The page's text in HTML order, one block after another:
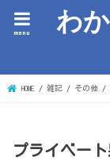
わ
menu
HOME 雑記 その他
プライベー